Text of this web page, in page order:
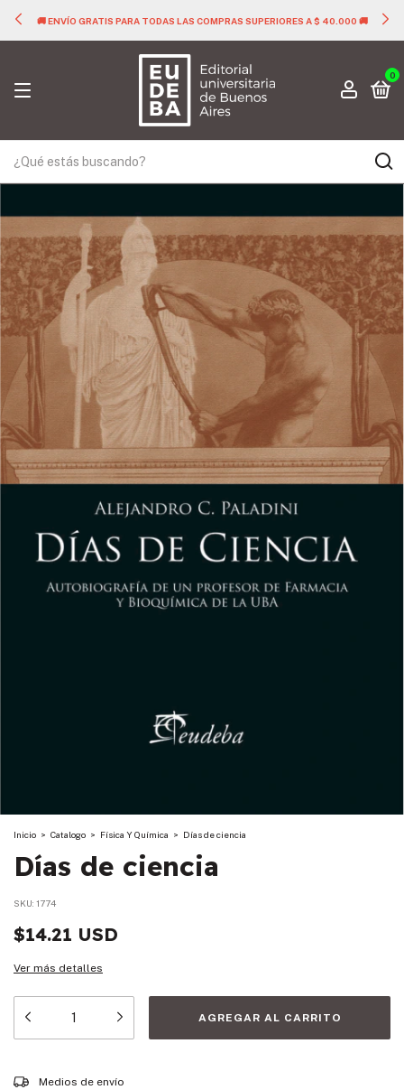
🚚 ENVÍO GRATIS PARA TODAS LAS COMPRAS SUPERIORES A $ 40.000 🚚
0
Inicio > Catalogo > Física Y Química > Días de ciencia
Días de ciencia
SKU: 1774
$14.21 USD
Ver más detalles
Entregas para el CP:
Medios de envío